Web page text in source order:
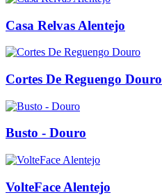
Casa Relvas Alentejo
Cortes De Reguengo Douro
Busto - Douro
VolteFace Alentejo